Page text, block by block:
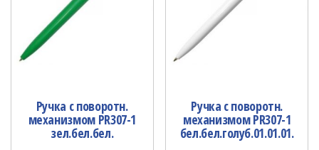
Ручка с поворотн.
механизмом PR307-1
зел.бел.бел.
Ручка с поворотн.
механизмом PR307-1
бел.бел.голуб.01.01.01.